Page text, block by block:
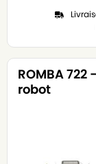
ROMBA
robot